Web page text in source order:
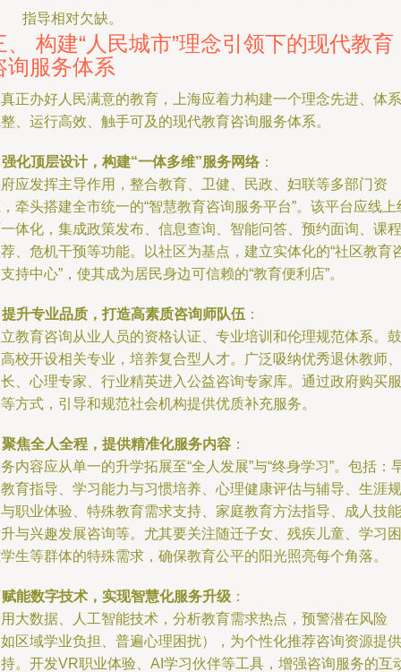
指导相对欠缺。
、 构建“人民城市”理念引领下的现代教育
询服务体系
正办好人民满意的教育，上海应着力构建一个理念先进、体系
、运行高效、触手可及的现代教育咨询服务体系。
强化顶层设计，构建“一体多维”服务网络：
应发挥主导作用，整合教育、卫健、民政、妇联等多部门资
牵头搭建全市统一的“智慧教育咨询服务平台”。该平台应线上
体化，集成政策发布、信息查询、智能问答、预约面询、课程
、危机干预等功能。以社区为基点，建立实体化的“社区教育
持中心”，使其成为居民身边可信赖的“教育便利店”。
提升专业品质，打造高素质咨询师队伍 ：
教育咨询从业人员的资格认证、专业培训和伦理规范体系。鼓
校开设相关专业，培养复合型人才。广泛吸纳优秀退休教师、
、心理专家、行业精英进入公益咨询专家库。通过政府购买服
方式，引导和规范社会机构提供优质补充服务。
聚焦全人全程，提供精准化服务内容 ：
内容应从单一的升学拓展至“全人发展”与“终身学习”。包括：
育指导、学习能力与习惯培养、心理健康评估与辅导、生涯规
职业体验、特殊教育需求支持、家庭教育方法指导、成人技能
与兴趣发展咨询等。尤其要关注随迁子女、残疾儿童、学习困
生等群体的特殊需求，确保教育公平的阳光照亮每个角落。
赋能数字技术，实现智慧化服务升级 ：
大数据、人工智能技术，分析教育需求热点，预警潜在风险
区域学业负担、普遍心理困扰），为个性化推荐咨询资源提供
。开发VR职业体验、AI学习伙伴等工具，增强咨询服务的互